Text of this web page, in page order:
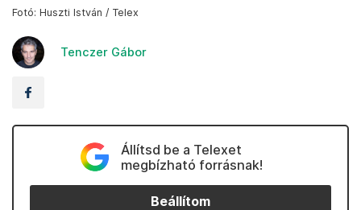
Fotó: Huszti István / Telex
Tenczer Gábor
Állítsd be a Telexet
megbízható forrásnak!
Beállítom